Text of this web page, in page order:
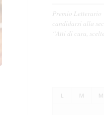
Premio
candidarsi alla
“Atti di cura,
L M M